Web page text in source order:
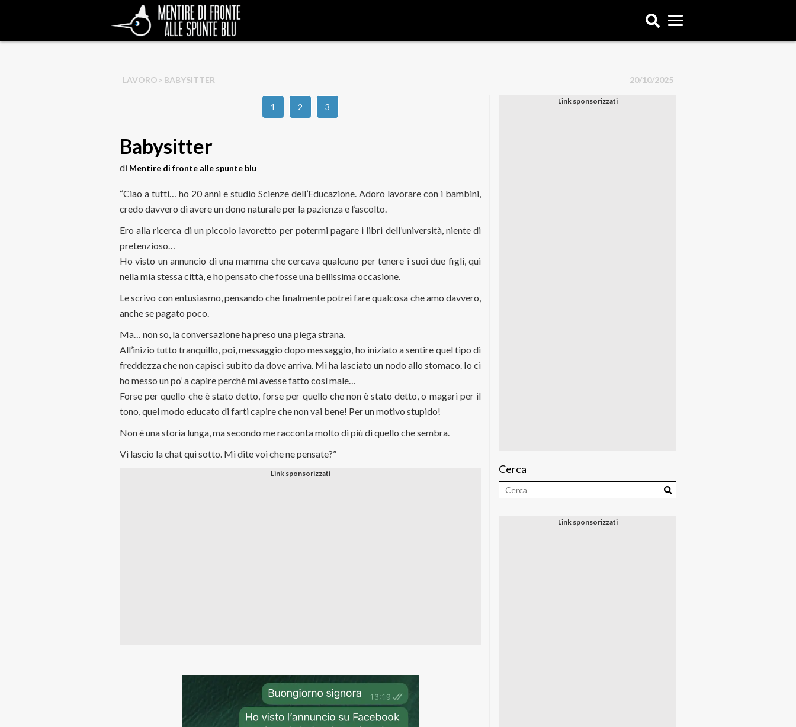
LAVORO> BABYSITTER 20/10/2025
1 2 3
Babysitter
di Mentire di fronte alle spunte blu
“Ciao a tutti… ho 20 anni e studio Scienze dell’Educazione. Adoro lavorare con i bambini,
credo davvero di avere un dono naturale per la pazienza e l’ascolto.
Ero alla ricerca di un piccolo lavoretto per potermi pagare i libri dell’università, niente di
pretenzioso…
Ho visto un annuncio di una mamma che cercava qualcuno per tenere i suoi due figli, qui
nella mia stessa città, e ho pensato che fosse una bellissima occasione.
Le scrivo con entusiasmo, pensando che finalmente potrei fare qualcosa che amo davvero,
anche se pagato poco.
Ma… non so, la conversazione ha preso una piega strana.
All’inizio tutto tranquillo, poi, messaggio dopo messaggio, ho iniziato a sentire quel tipo di
freddezza che non capisci subito da dove arriva. Mi ha lasciato un nodo allo stomaco. Io ci
ho messo un po’ a capire perché mi avesse fatto così male…
Forse per quello che è stato detto, forse per quello che non è stato detto, o magari per il
tono, quel modo educato di farti capire che non vai bene! Per un motivo stupido!
Non è una storia lunga, ma secondo me racconta molto di più di quello che sembra.
Vi lascio la chat qui sotto. Mi dite voi che ne pensate?”
Cerca